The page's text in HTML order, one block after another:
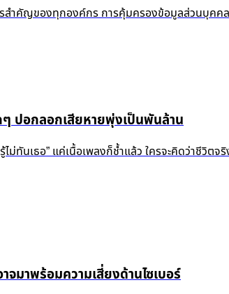
ำคัญของทุกองค์กร การคุ้มครองข้อมูลส่วนบุคค
ปอกลอกเสียหายพุ่งเป็นพันล้าน
ไม่ทันเธอ” แค่เนื้อเพลงก็ช้ำแล้ว ใครจะคิดว่าชี
จมาพร้อมความเสี่ยงด้านไซเบอร์